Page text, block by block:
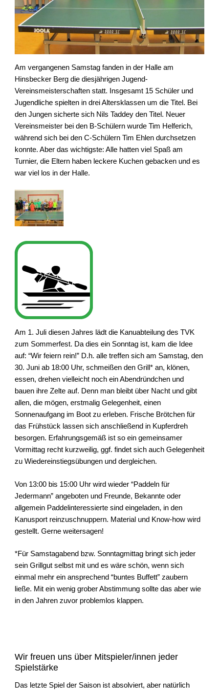
Am vergangenen Samstag fanden in der Halle am
Hinsbecker Berg die diesjährigen Jugend-
Vereinsmeisterschaften statt. Insgesamt 15 Schüler und
Jugendliche spielten in drei Altersklassen um die Titel. Bei
den Jungen sicherte sich Nils Taddey den Titel. Neuer
Vereinsmeister bei den B-Schülern wurde Tim Helferich,
während sich bei den C-Schülern Tim Ehlen durchsetzen
konnte. Aber das wichtigste: Alle hatten viel Spaß am
Turnier, die Eltern haben leckere Kuchen gebacken und es
war viel los in der Halle.
Am 1. Juli diesen Jahres lädt die Kanuabteilung des TVK
zum Sommerfest. Da dies ein Sonntag ist, kam die Idee
auf: “Wir feiern rein!” D.h. alle treffen sich am Samstag, den
30. Juni ab 18:00 Uhr, schmeißen den Grill* an, klönen,
essen, drehen vielleicht noch ein Abendründchen und
bauen ihre Zelte auf. Denn man bleibt über Nacht und gibt
allen, die mögen, erstmalig Gelegenheit, einen
Sonnenaufgang im Boot zu erleben. Frische Brötchen für
das Frühstück lassen sich anschließend in Kupferdreh
besorgen. Erfahrungsgemäß ist so ein gemeinsamer
Vormittag recht kurzweilig, ggf. findet sich auch Gelegenheit
zu Wiedereinstiegsübungen und dergleichen.
Von 13:00 bis 15:00 Uhr wird wieder “Paddeln für
Jedermann” angeboten und Freunde, Bekannte oder
allgemein Paddelinteressierte sind eingeladen, in den
Kanusport reinzuschnuppern. Material und Know-how wird
gestellt. Gerne weitersagen!
*Für Samstagabend bzw. Sonntagmittag bringt sich jeder
sein Grillgut selbst mit und es wäre schön, wenn sich
einmal mehr ein ansprechend “buntes Buffett” zaubern
ließe. Mit ein wenig grober Abstimmung sollte das aber wie
in den Jahren zuvor problemlos klappen.
Wir freuen uns über Mitspieler/innen jeder
Spielstärke
Das letzte Spiel der Saison ist absolviert, aber natürlich